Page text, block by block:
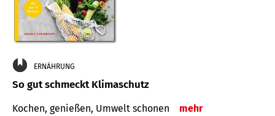
ERNÄHRUNG
So gut schmeckt Klimaschutz
Kochen, genießen, Umwelt schonen mehr